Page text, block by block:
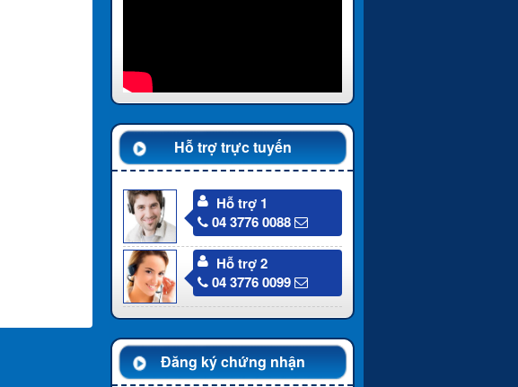
Hỗ trợ trực tuyến
Hỗ trợ 1
04 3776 0088
Hỗ trợ 2
04 3776 0099
Đăng ký chứng nhận